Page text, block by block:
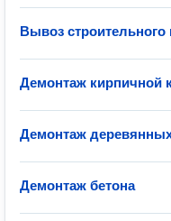
Вывоз строительного
Демонтаж кирпичной
Демонтаж
Демонтаж бетона